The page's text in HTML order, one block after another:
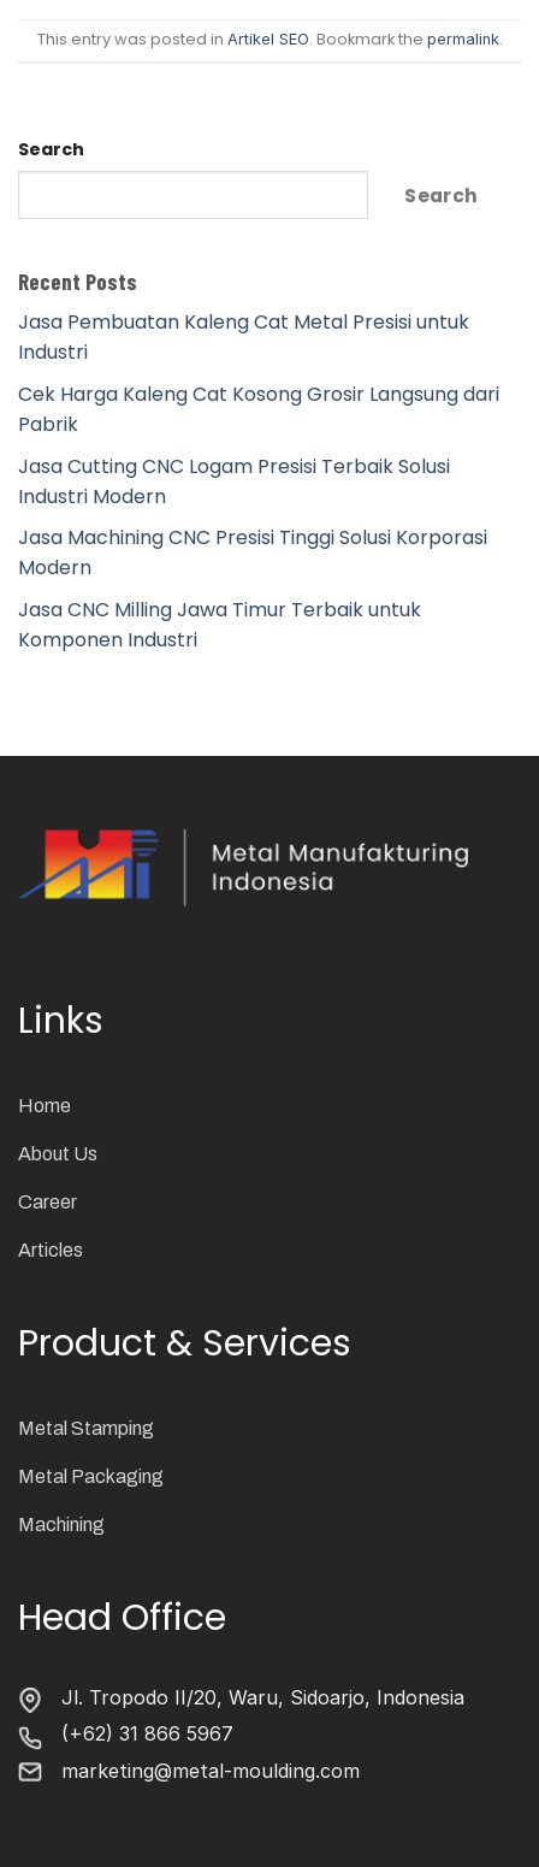
This entry was posted in Artikel SEO. Bookmark the permalink.
Search
Search
Recent Posts
Jasa Pembuatan Kaleng Cat Metal Presisi untuk
Industri
Cek Harga Kaleng Cat Kosong Grosir Langsung dari
Pabrik
Jasa Cutting CNC Logam Presisi Terbaik Solusi
Industri Modern
Jasa Machining CNC Presisi Tinggi Solusi Korporasi
Modern
Jasa CNC Milling Jawa Timur Terbaik untuk
Komponen Industri
Links
Home
About Us
Career
Articles
Product & Services
Metal Stamping
Metal Packaging
Machining
Head Office
Jl. Tropodo II/20, Waru, Sidoarjo, Indonesia
(+62) 31 866 5967
marketing@metal-moulding.com